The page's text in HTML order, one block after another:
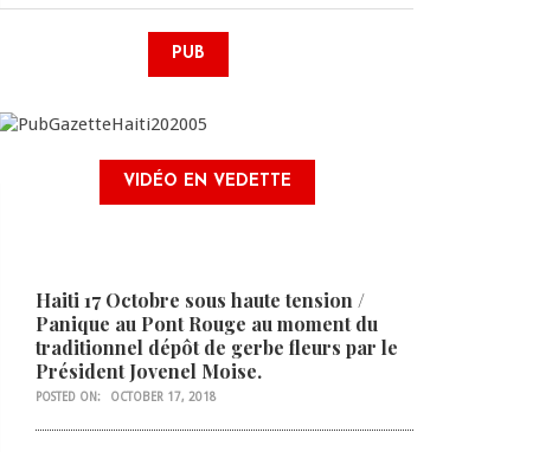
PUB
VIDÉO EN VEDETTE
Haiti 17 Octobre sous haute tension /
Panique au Pont Rouge au moment du
traditionnel dépôt de gerbe fleurs par le
Président Jovenel Moise.
POSTED ON: OCTOBER 17, 2018